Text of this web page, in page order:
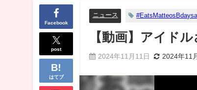
Facebook
post
はてブ
ニュース
【動画】アイド
2024年11月11日 2024年11